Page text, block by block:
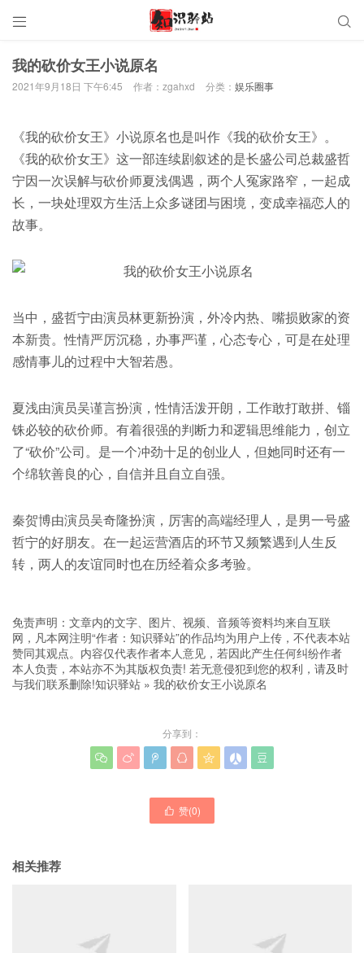
 
我的砍价女王小说原名
2021年9月18日 下午6:45 作者：zgahxd 分类： 娱乐圈事
《我的砍价女王》小说原名也是叫作《我的砍价女王》。
《我的砍价女王》这一部连续剧叙述的是长盛公司总裁盛哲
宁因一次误解与砍价师夏浅偶遇，两个人冤家路窄，一起成
长，一块处理双方生活上众多谜团与困境，变成幸福恋人的
故事。
当中，盛哲宁由演员林更新扮演，外冷内热、嘴损败家的资
本新贵。性情严厉沉稳，办事严谨，心态专心，可是在处理
感情事儿的过程中大智若愚。
夏浅由演员吴谨言扮演，性情活泼开朗，工作敢打敢拼、锱
铢必较的砍价师。有着很强的判断力和逻辑思维能力，创立
了“砍价”公司。是一个冲劲十足的创业人，但她同时还有一
个绵软善良的心，自信并且自立自强。
秦贺博由演员吴奇隆扮演，厉害的高端经理人，是男一号盛
哲宁的好朋友。在一起运营酒店的环节又频繁遇到人生反
转，两人的友谊同时也在历经着众多考验。
免责声明：文章内的文字、图片、视频、音频等资料均来自互联
网，凡本网注明“作者：知识驿站”的作品均为用户上传，不代表本站
赞同其观点。内容仅代表作者本人意见，若因此产生任何纠纷作者
本人负责，本站亦不为其版权负责! 若无意侵犯到您的权利，请及时
与我们联系删除!知识驿站 » 我的砍价女王小说原名
分享到：
      
 赞(0)
相关推荐